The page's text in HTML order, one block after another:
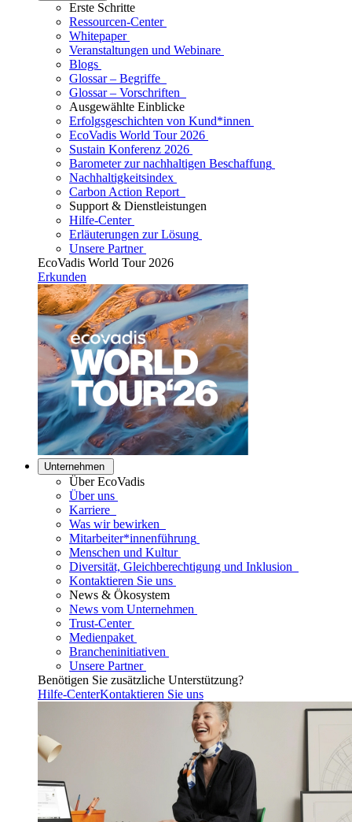
Erste Schritte
Ressourcen-Center
Whitepaper
Veranstaltungen und Webinare
Blogs
Glossar – Begriffe
Glossar – Vorschriften
Ausgewählte Einblicke
Erfolgsgeschichten von Kund*innen
EcoVadis World Tour 2026
Sustain Konferenz 2026
Barometer zur nachhaltigen Beschaffung
Nachhaltigkeitsindex
Carbon Action Report
Support & Dienstleistungen
Hilfe-Center
Erläuterungen zur Lösung
Unsere Partner
EcoVadis World Tour 2026
Erkunden
Unternehmen
Über EcoVadis
Über uns
Karriere
Was wir bewirken
Mitarbeiter*innenführung
Menschen und Kultur
Diversität, Gleichberechtigung und Inklusion
Kontaktieren Sie uns
News & Ökosystem
News vom Unternehmen
Trust-Center
Medienpaket
Brancheninitiativen
Unsere Partner
Benötigen Sie zusätzliche Unterstützung?
Hilfe-CenterKontaktieren Sie uns